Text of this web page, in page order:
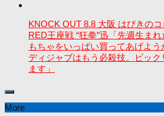
KNOCK OUT 8.8 大阪 はびきの
RED王座戦 “狂拳”迅「先週生ま
もちゃをいっぱい買ってあげよ
ディジャブはもう必殺技。ビッ
ます」
More